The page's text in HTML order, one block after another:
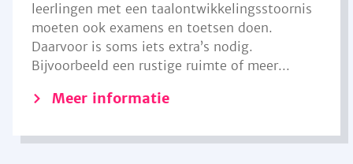
leerlingen met een taalontwikkelingsstoornis
moeten ook examens en toetsen doen.
Daarvoor is soms iets extra’s nodig.
Bijvoorbeeld een rustige ruimte of meer...
Meer informatie